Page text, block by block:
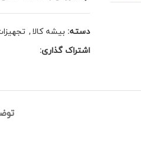
دسته: بیشه کالا ,
اشتراک گذاری: